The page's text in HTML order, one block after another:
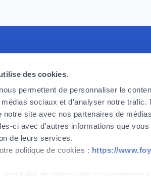
des cookies.
permettent de personnaliser le
sociaux et d'analyser notre
notre site avec nos partenaires de
ci avec d'autres informations que
de leurs services.
politique de cookies : https://
Foyer recrute
Nous recherchons des collaborateurs
engagés, performants et enthousiastes,
prêts à relever nos défis d’aujourd’hui et de
demain. Si vous souhaitez faire partie de
l’aventure alors n’attendez plus.